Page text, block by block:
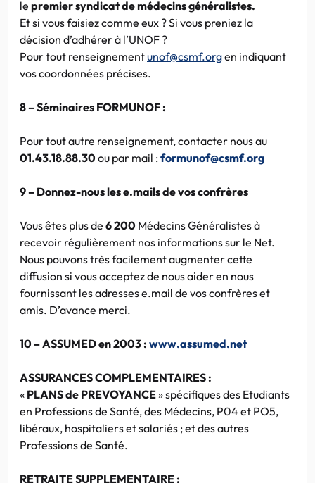
le premier syndicat de médecins généralistes.
Et si vous faisiez comme eux ? Si vous preniez la
décision d’adhérer à l’UNOF ?
Pour tout renseignementunof@csmf.orgen indiquant
vos coordonnées précises.
8 – Séminaires FORMUNOF :
Pour tout autre renseignement, contacter nous au
01.43.18.88.30ou par mail :formunof@csmf.org
9 – Donnez-nous les e.mails de vos confrères
Vous êtes plus de 6 200 Médecins Généralistes à
recevoir régulièrement nos informations sur le Net.
Nous pouvons très facilement augmenter cette
diffusion si vous acceptez de nous aider en nous
fournissant les adresses e.mail de vos confrères et
amis. D’avance merci.
10 – ASSUMED en 2003 : www.assumed.net
ASSURANCES COMPLEMENTAIRES :
« PLANS de PREVOYANCE» spécifiques des Etudiants
en Professions de Santé, des Médecins, P04 et PO5,
libéraux, hospitaliers et salariés ; et des autres
Professions de Santé.
RETRAITE SUPPLEMENTAIRE :